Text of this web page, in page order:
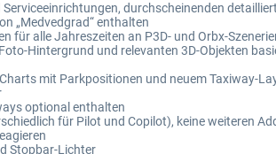
durchscheinenden
„Medvedgrad“ enthalten
alle Jahreszeiten an P3D- und Orbx-
Hintergrund und relevanten 3D-Objekten
mit Parkpositionen und neuem Taxiway-
optional enthalten
für Pilot und Copilot), keine weiteren
Stopbar-Lichter